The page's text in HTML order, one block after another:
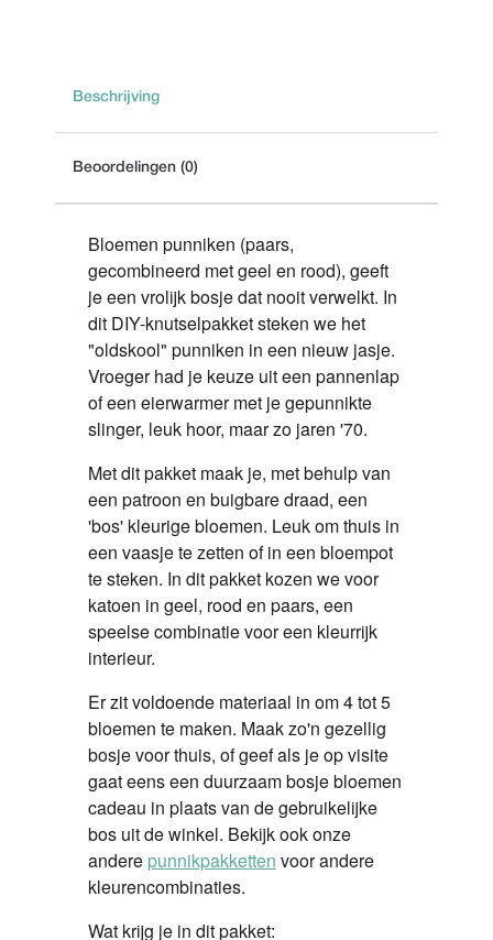
Beschrijving
Beoordelingen (0)
Bloemen punniken (paars,
gecombineerd met geel en rood), geeft
je een vrolijk bosje dat nooit verwelkt. In
dit DIY-knutselpakket steken we het
"oldskool" punniken in een nieuw jasje.
Vroeger had je keuze uit een pannenlap
of een eierwarmer met je gepunnikte
slinger, leuk hoor, maar zo jaren '70.
Met dit pakket maak je, met behulp van
een patroon en buigbare draad, een
'bos' kleurige bloemen. Leuk om thuis in
een vaasje te zetten of in een bloempot
te steken. In dit pakket kozen we voor
katoen in geel, rood en paars, een
speelse combinatie voor een kleurrijk
interieur.
Er zit voldoende materiaal in om 4 tot 5
bloemen te maken. Maak zo'n gezellig
bosje voor thuis, of geef als je op visite
gaat eens een duurzaam bosje bloemen
cadeau in plaats van de gebruikelijke
bos uit de winkel. Bekijk ook onze
andere punnikpakketten voor andere
kleurencombinaties.
Wat krijg je in dit pakket: